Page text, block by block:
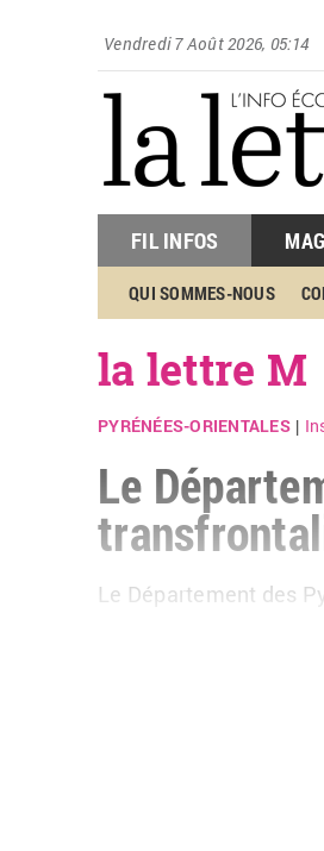
Vendredi 7 Août 2026, 05:14
FIL INFOS
QUI SOMMES-NOUS
la lettre M
PYRÉNÉES-ORIENTALES|
Le
Le Dé­par­te­ment des